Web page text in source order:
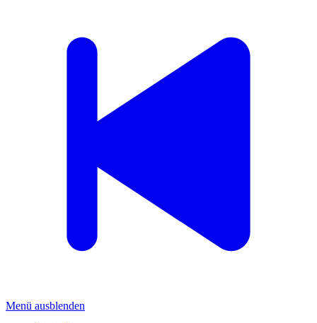
Menü ausblenden